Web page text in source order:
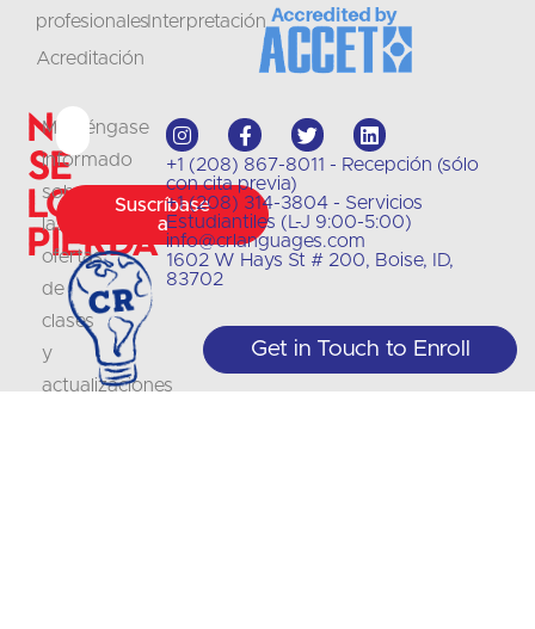
No
se
lo
pierda
Manténgase
informado
sobre
las
ofertas
de
clases
y
actualizaciones
Suscríbase
a
+1 (208) 867-8011 - Recepción (sólo
con cita previa)
+1 (208) 314-3804 - Servicios
Estudiantiles (L-J 9:00-5:00)
info@crlanguages.com
1602 W Hays St # 200, Boise, ID,
83702
profesionales
Acreditación
Interpretación
Get in Touch to Enroll